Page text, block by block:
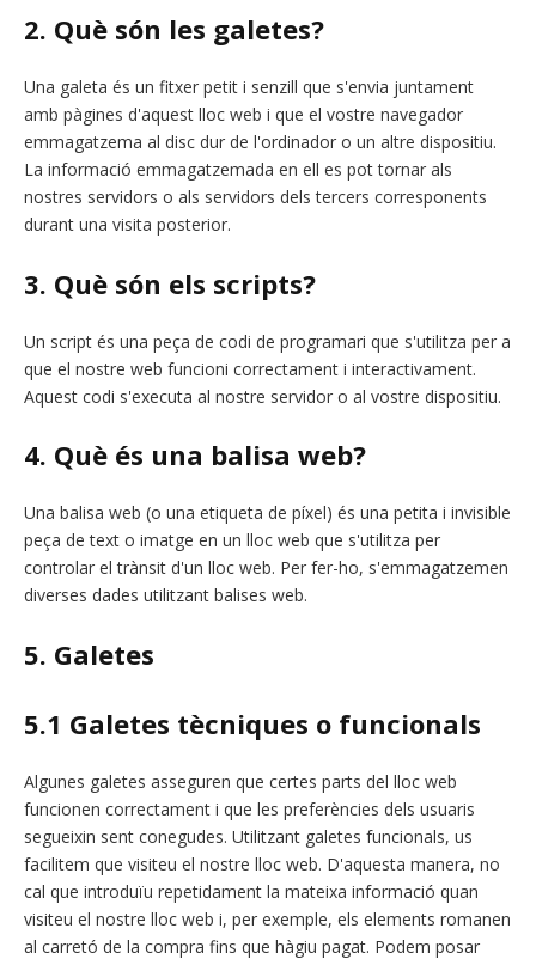
2. Què són les galetes?
Una galeta és un fitxer petit i senzill que s'envia juntament
amb pàgines d'aquest lloc web i que el vostre navegador
emmagatzema al disc dur de l'ordinador o un altre dispositiu.
La informació emmagatzemada en ell es pot tornar als
nostres servidors o als servidors dels tercers corresponents
durant una visita posterior.
3. Què són els scripts?
Un script és una peça de codi de programari que s'utilitza per a
que el nostre web funcioni correctament i interactivament.
Aquest codi s'executa al nostre servidor o al vostre dispositiu.
4. Què és una balisa web?
Una balisa web (o una etiqueta de píxel) és una petita i invisible
peça de text o imatge en un lloc web que s'utilitza per
controlar el trànsit d'un lloc web. Per fer-ho, s'emmagatzemen
diverses dades utilitzant balises web.
5. Galetes
5.1 Galetes tècniques o funcionals
Algunes galetes asseguren que certes parts del lloc web
funcionen correctament i que les preferències dels usuaris
segueixin sent conegudes. Utilitzant galetes funcionals, us
facilitem que visiteu el nostre lloc web. D'aquesta manera, no
cal que introduïu repetidament la mateixa informació quan
visiteu el nostre lloc web i, per exemple, els elements romanen
al carretó de la compra fins que hàgiu pagat. Podem posar